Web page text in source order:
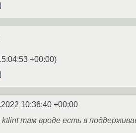
+00:00)
10:36:40 +00:00
там вроде есть в